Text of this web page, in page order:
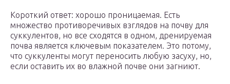
Короткий ответ: хорошо проницаемая. Есть
множество противоречивых взглядов на почву для
суккулентов, но все сходятся в одном, дренируемая
почва является ключевым показателем. Это потому,
что суккуленты могут переносить любую засуху, но,
если оставить их во влажной почве они загниют.